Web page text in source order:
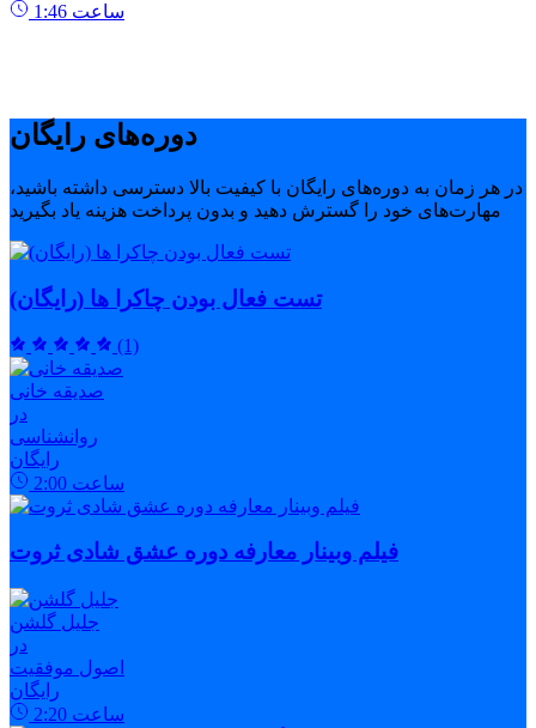
1:46 ساعت
دوره‌های رایگان
در هر زمان به دوره‌های رایگان با کیفیت بالا دسترسی داشته باشید،
مهارت‌های خود را گسترش دهید و بدون پرداخت هزینه یاد بگیرید
تست فعال بودن چاکرا ها (رایگان)
(1)
صدیقه خانی
در
روانشناسی
رایگان
2:00 ساعت
فیلم وبینار معارفه دوره عشق شادی ثروت
جلیل گلشن
در
اصول موفقیت
رایگان
2:20 ساعت